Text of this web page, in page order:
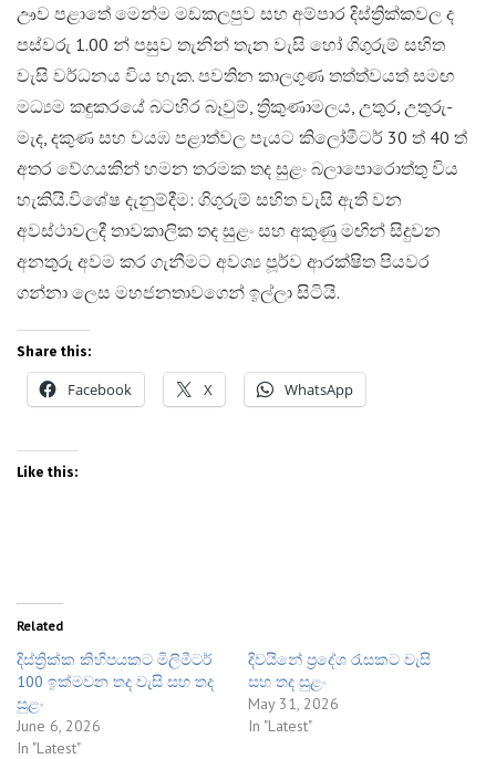
ඌව පළාතේ මෙන්ම මඩකලපුව සහ අම්පාර දිස්ත්‍රික්කවල ද
පස්වරු 1.00 න් පසුව තැනින් තැන වැසි හෝ ගිගුරුම් සහිත
වැසි වර්ධනය විය හැක. පවතින කාලගුණ තත්ත්වයත් සමඟ
මධ්‍යම කඳුකරයේ බටහිර බෑවුම්, ත්‍රිකුණාමලය, උතුර, උතුරු-
මැද, දකුණ සහ වයඹ පළාත්වල පැයට කිලෝමීටර් 30 ත් 40 ත්
අතර වේගයකින් හමන තරමක තද සුළං බලාපොරොත්තු විය
හැකියි.​විශේෂ දැනුම්දීම: ගිගුරුම් සහිත වැසි ඇති වන
අවස්ථාවලදී තාවකාලික තද සුළං සහ අකුණු මඟින් සිදුවන
අනතුරු අවම කර ගැනීමට අවශ්‍ය පූර්ව ආරක්ෂිත පියවර
ගන්නා ලෙස මහජනතාවගෙන් ඉල්ලා සිටියි.
Share this:
Facebook X WhatsApp
Like this:
Related
දිස්ත්‍රික්ක කිහිපයකට මිලිමීටර්
100 ඉක්මවන තද වැසි සහ තද
සුළං
June 6, 2026
In "Latest"
දිවයිනේ ප්‍රදේශ රැසකට වැසි
සහ තද සුළං
May 31, 2026
In "Latest"